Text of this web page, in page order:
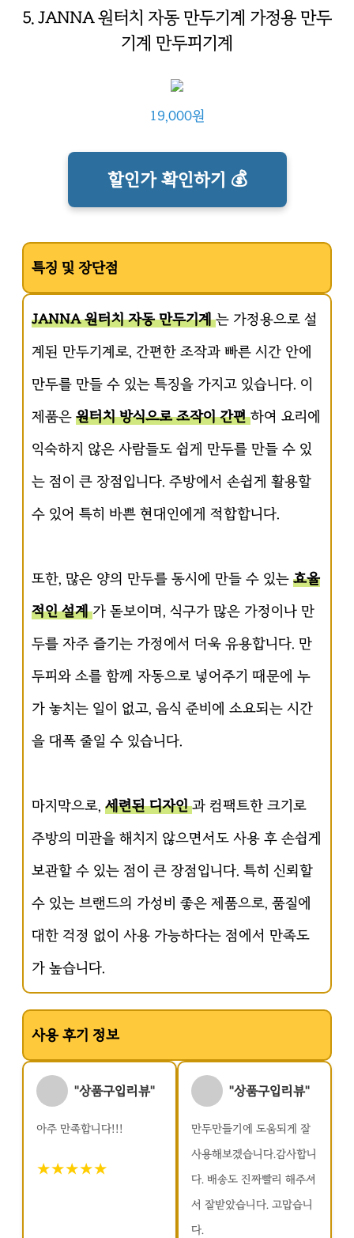
5. JANNA 원터치 자동 만두기계 가정용 만두
기계 만두피기계
19,000원
할인가 확인하기 💰
특징 및 장단점
JANNA 원터치 자동 만두기계는 가정용으로 설
계된 만두기계로, 간편한 조작과 빠른 시간 안에
만두를 만들 수 있는 특징을 가지고 있습니다. 이
제품은 원터치 방식으로 조작이 간편하여 요리에
익숙하지 않은 사람들도 쉽게 만두를 만들 수 있
는 점이 큰 장점입니다. 주방에서 손쉽게 활용할
수 있어 특히 바쁜 현대인에게 적합합니다.
또한, 많은 양의 만두를 동시에 만들 수 있는 효율
적인 설계가 돋보이며, 식구가 많은 가정이나 만
두를 자주 즐기는 가정에서 더욱 유용합니다. 만
두피와 소를 함께 자동으로 넣어주기 때문에 누
가 놓치는 일이 없고, 음식 준비에 소요되는 시간
을 대폭 줄일 수 있습니다.
마지막으로, 세련된 디자인과 컴팩트한 크기로
주방의 미관을 해치지 않으면서도 사용 후 손쉽게
보관할 수 있는 점이 큰 장점입니다. 특히 신뢰할
수 있는 브랜드의 가성비 좋은 제품으로, 품질에
대한 걱정 없이 사용 가능하다는 점에서 만족도
가 높습니다.
사용 후기 정보
"상품구입리뷰"
아주 만족합니다!!!
★★★★★
"상품구입리뷰"
만두만들기에 도움되게 잘
사용해보겠습니다.감사합니
다. 배송도 진짜빨리 해주셔
서 잘받았습니다. 고맙습니
다.